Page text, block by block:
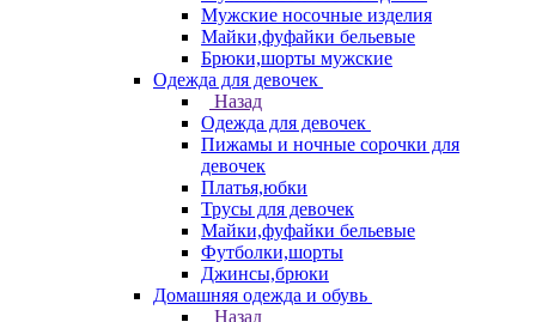
Мужские носочные изделия
Майки,фуфайки бельевые
Брюки,шорты мужские
Одежда для девочек
Назад
Одежда для девочек
Пижамы и ночные сорочки для
девочек
Платья,юбки
Трусы для девочек
Майки,фуфайки бельевые
Футболки,шорты
Джинсы,брюки
Домашняя одежда и обувь
Назад